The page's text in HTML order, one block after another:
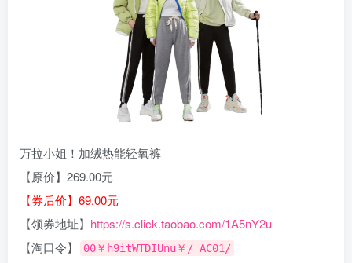
万拉小姐！加绒热能轻氧裤
【原价】269.00元
【券后价】69.00元
【领券地址】 https://s.click.taobao.com/1A5nY2u
【淘口令】
00￥h9itWTDIUnu￥/ AC01/